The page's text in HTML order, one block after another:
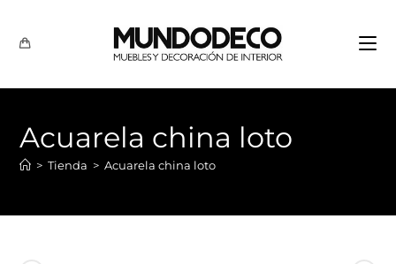
Acuarela china loto
> Tienda > Acuarela china loto